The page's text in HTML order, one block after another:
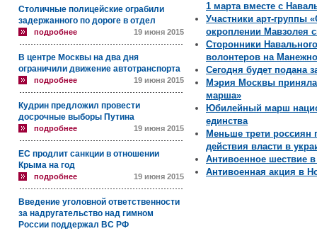
Столичные полицейские ограбили
задержанного по дороге в отдел
подробнее 19 июня 2015
В центре Москвы на два дня
ограничили движение автотранспорта
подробнее 19 июня 2015
Кудрин предложил провести
досрочные выборы Путина
подробнее 19 июня 2015
ЕС продлит санкции в отношении
Крыма на год
подробнее 19 июня 2015
Введение уголовной ответственности
за надругательство над гимном
России поддержал ВС РФ
1 марта вместе с
Участники арт-группы
окроплении Мавзолея
Сторонники
волонтеров на
Сегодня будет подана
Мэрия Москвы приняла
марша»
Юбилейный марш
единства
Меньше трети россиян
действия власти в
Антивоенное шествие
Антивоенная акция в